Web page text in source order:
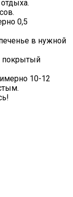
0,5
в нужной
покрытый
10-12